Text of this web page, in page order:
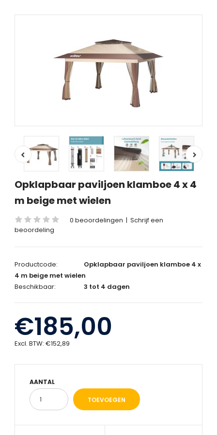
Opklapbaar paviljoen klamboe 4 x 4
m beige met wielen
0 beoordelingen | Schrijf een
beoordeling
Productcode:
Opklapbaar paviljoen klamboe 4 x
4 m beige met wielen
Beschikbaar:
3 tot 4 dagen
€185,00
Excl. BTW: €152,89
AANTAL